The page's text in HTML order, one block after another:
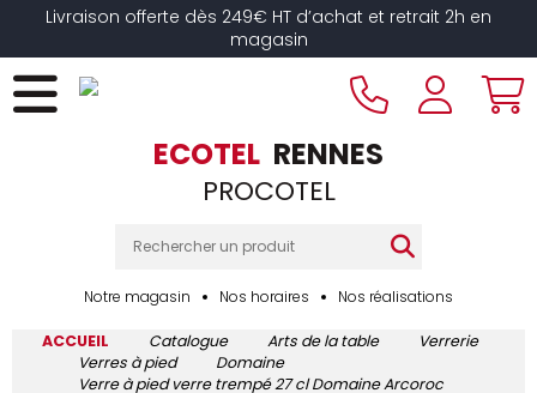
Livraison offerte dès 249€ HT d’achat et retrait 2h en
magasin
ECOTEL RENNES
PROCOTEL
Notre magasin Nos horaires Nos réalisations
ACCUEIL Catalogue Arts de la table
Verrerie
Verres à pied
Domaine
Verre à pied verre trempé 27 cl Domaine Arcoroc